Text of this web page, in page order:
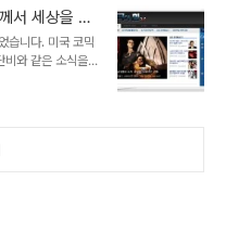
찍고나니 속이
이르긴 했습니다
옵니다. 그동안
회에 다시 한번 감
으로 약소하지만
서 세상을 떠
습니다. 미국 코믹
비와 같은 소식을
힘 님께서 어제
안타깝습니다. 한